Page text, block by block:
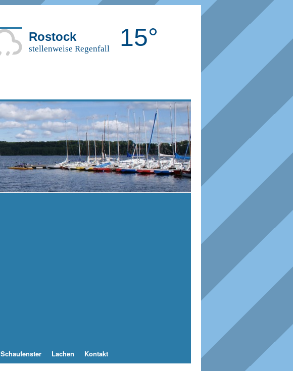
Rostock
stellenweise Regenfall 15°
Schaufenster Lachen Kontakt